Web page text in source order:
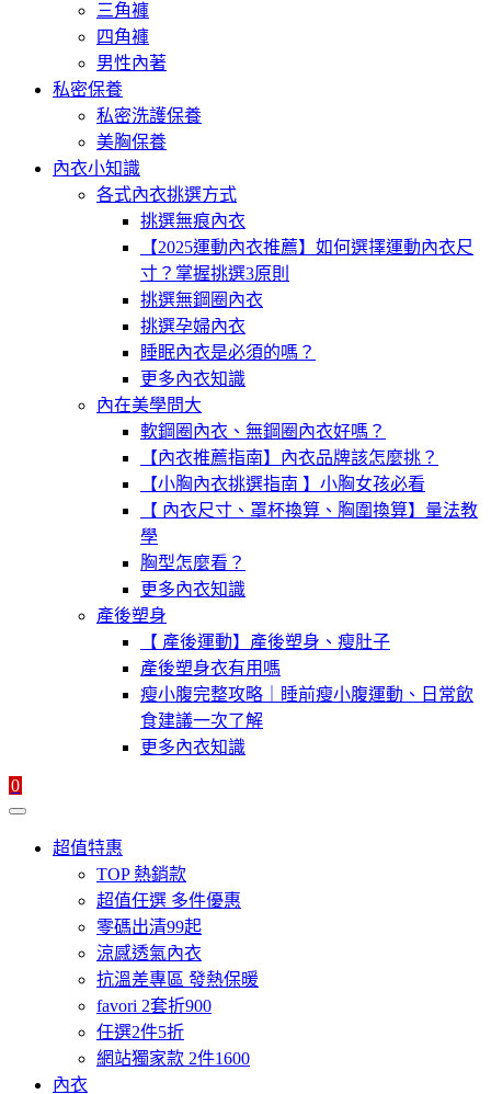
三角褲
四角褲
男性內著
私密保養
私密洗護保養
美胸保養
內衣小知識
各式內衣挑選方式
挑選無痕內衣
【2025運動內衣推薦】如何選擇運動內衣尺
寸？掌握挑選3原則
挑選無鋼圈內衣
挑選孕婦內衣
睡眠內衣是必須的嗎？
更多內衣知識
內在美學問大
軟鋼圈內衣、無鋼圈內衣好嗎？
【內衣推薦指南】內衣品牌該怎麼挑？
【小胸內衣挑選指南 】小胸女孩必看
【 內衣尺寸、罩杯換算、胸圍換算】量法教
學
胸型怎麼看？
更多內衣知識
產後塑身
【 產後運動】產後塑身、瘦肚子
產後塑身衣有用嗎
瘦小腹完整攻略｜睡前瘦小腹運動、日常飲
食建議一次了解
更多內衣知識
0
超值特惠
TOP 熱銷款
超值任選 多件優惠
零碼出清99起
涼感透氣內衣
抗溫差專區 發熱保暖
favori 2套折900
任選2件5折
網站獨家款 2件1600
內衣